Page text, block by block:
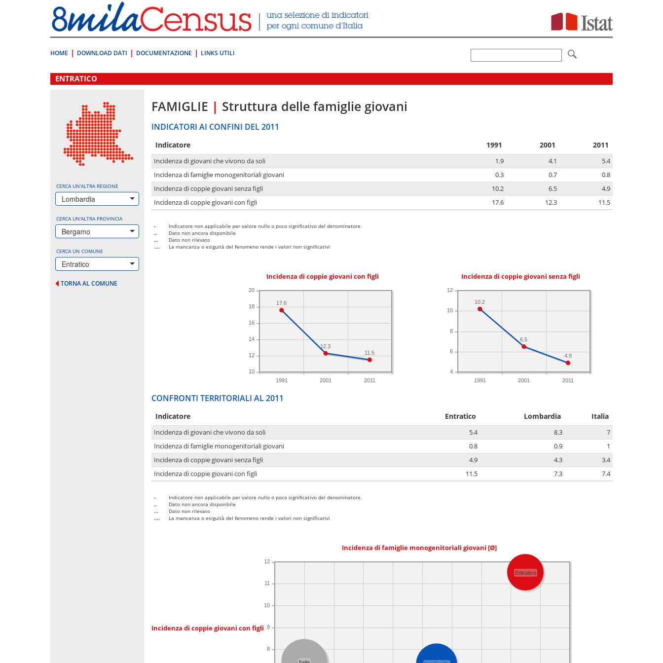
direttamente
a:
Contenuto
HOME DOWNLOAD DATI DOCUMENTAZIONE LINKS UTILI
.
ENTRATICO
CERCA UN'ALTRA REGIONE
Lombardia
CERCA UN'ALTRA PROVINCIA
Bergamo
CERCA UN COMUNE
Entratico
TORNA AL COMUNE
FAMIGLIE | Struttura delle famiglie giovani
INDICATORI AI CONFINI DEL 2011
Indicatore 1991 2001 2011
Incidenza di giovani che vivono da soli 1.9 4.1
5.4
Incidenza di famiglie monogenitoriali giovani
0.3 0.7
0.8
Incidenza di coppie giovani senza figli
10.2 6.5
4.9
Incidenza di coppie giovani con figli
17.6 12.3 11.5
-
Indicatore non applicabile per valore nullo o poco significativo del denominatore
..
Dato non ancora disponibile
...
Dato non rilevato
....
La mancanza o esiguità del fenomeno rende i valori non significativi
Incidenza di coppie giovani con figli
1991 2001 2011
10
12
14
16
18
20
11.5
12.3
17.6
Incidenza di coppie giovani senza figli
1991 2001 2011
4
6
8
10
12
4.9
6.5
10.2
CONFRONTI TERRITORIALI AL 2011
Indicatore Entratico Lombardia Italia
Incidenza di giovani che vivono da soli 5.4 8.3
7
Incidenza di famiglie monogenitoriali giovani
0.8 0.9
1
Incidenza di coppie giovani senza figli
4.9 4.3
3.4
Incidenza di coppie giovani con figli
11.5 7.3 7.4
-
Indicatore non applicabile per valore nullo o poco significativo del denominatore
..
Dato non ancora disponibile
...
Dato non rilevato
....
La mancanza o esiguità del fenomeno rende i valori non significativi
Incidenza di famiglie monogenitoriali giovani [Ø]
Incidenza di coppie giovani con figli
8
9
10
11
12
Entratico